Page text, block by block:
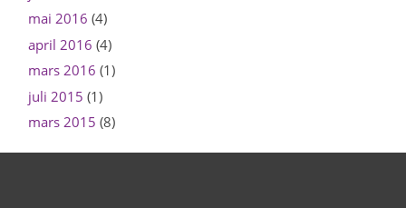
mai 2016 (4)
april 2016 (4)
mars 2016 (1)
juli 2015 (1)
mars 2015 (8)